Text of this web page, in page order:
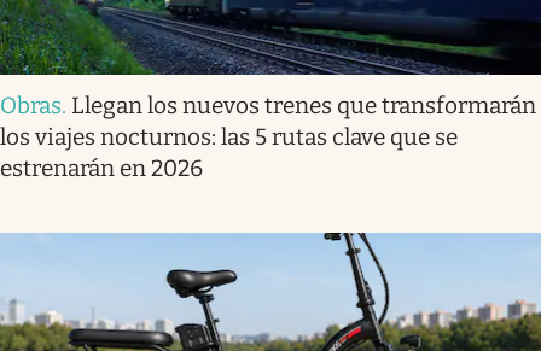
Obras. Llegan los nuevos trenes que transformarán
los viajes nocturnos: las 5 rutas clave que se
estrenarán en 2026